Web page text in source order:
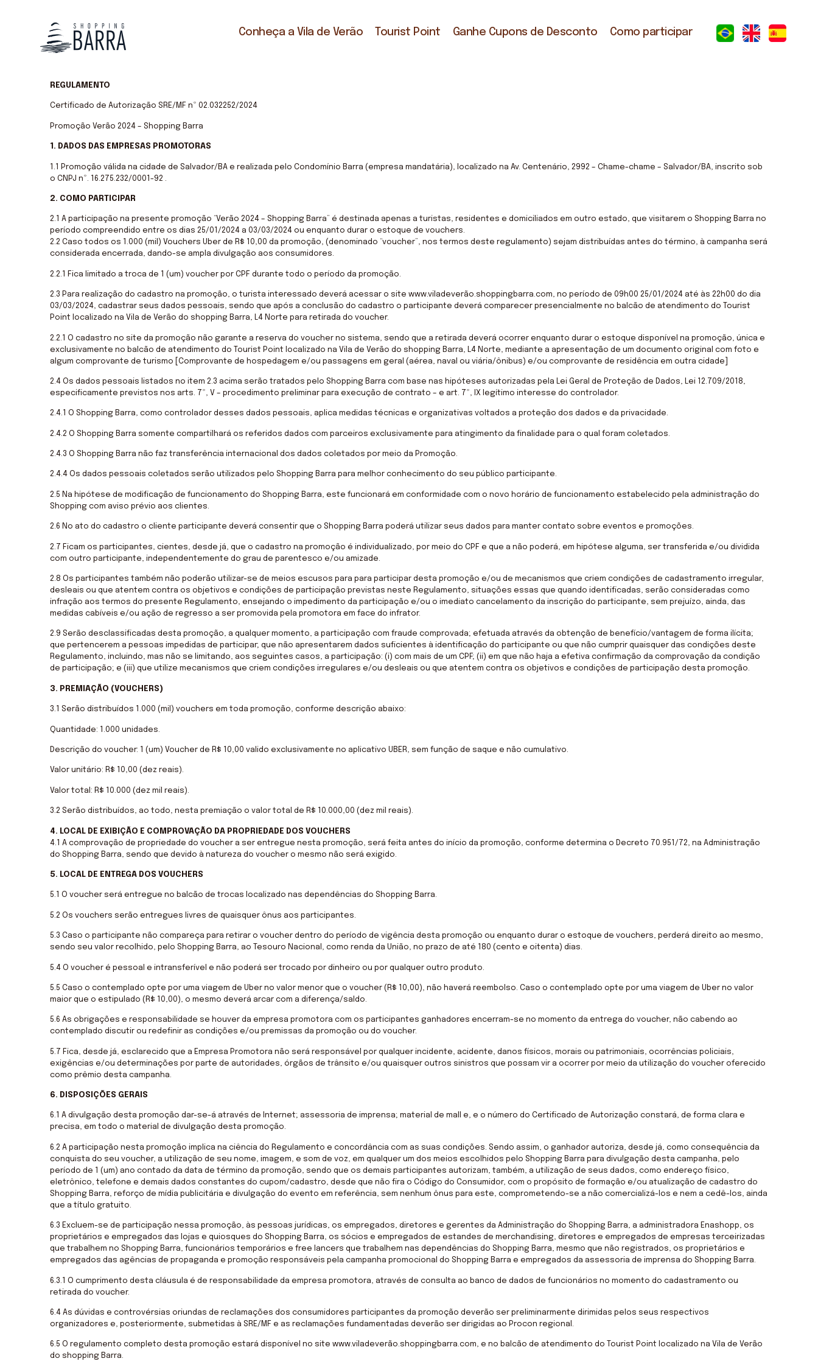
Conheça a Vila de Verão Tourist Point Ganhe Cupons de Desconto Como participar
REGULAMENTO
Certificado de Autorização SRE/MF nº 02.032252/2024
Promoção Verão 2024 – Shopping Barra
1. DADOS DAS EMPRESAS PROMOTORAS
1.1 Promoção válida na cidade de Salvador/BA e realizada pelo Condomínio Barra (empresa mandatária), localizado na Av. Centenário, 2992 – Chame-chame – Salvador/BA, inscrito sob
o CNPJ nº. 16.275.232/0001-92 .
2. COMO PARTICIPAR
2.1 A participação na presente promoção “Verão 2024 – Shopping Barra” é destinada apenas a turistas, residentes e domiciliados em outro estado, que visitarem o Shopping Barra no
período compreendido entre os dias 25/01/2024 a 03/03/2024 ou enquanto durar o estoque de vouchers.
2.2 Caso todos os 1.000 (mil) Vouchers Uber de R$ 10,00 da promoção, (denominado “voucher”, nos termos deste regulamento) sejam distribuídas antes do término, à campanha será
considerada encerrada, dando-se ampla divulgação aos consumidores.
2.2.1 Fica limitado a troca de 1 (um) voucher por CPF durante todo o período da promoção.
2.3 Para realização do cadastro na promoção, o turista interessado deverá acessar o site www.viladeverão.shoppingbarra.com, no período de 09h00 25/01/2024 até às 22h00 do dia
03/03/2024, cadastrar seus dados pessoais, sendo que após a conclusão do cadastro o participante deverá comparecer presencialmente no balcão de atendimento do Tourist
Point localizado na Vila de Verão do shopping Barra, L4 Norte para retirada do voucher.
2.2.1 O cadastro no site da promoção não garante a reserva do voucher no sistema, sendo que a retirada deverá ocorrer enquanto durar o estoque disponível na promoção, única e
exclusivamente no balcão de atendimento do Tourist Point localizado na Vila de Verão do shopping Barra, L4 Norte, mediante a apresentação de um documento original com foto e
algum comprovante de turismo [Comprovante de hospedagem e/ou passagens em geral (aérea, naval ou viária/ônibus) e/ou comprovante de residência em outra cidade]
2.4 Os dados pessoais listados no item 2.3 acima serão tratados pelo Shopping Barra com base nas hipóteses autorizadas pela Lei Geral de Proteção de Dados, Lei 12.709/2018,
especificamente previstos nos arts. 7º, V – procedimento preliminar para execução de contrato – e art. 7º, IX legítimo interesse do controlador.
2.4.1 O Shopping Barra, como controlador desses dados pessoais, aplica medidas técnicas e organizativas voltados a proteção dos dados e da privacidade.
2.4.2 O Shopping Barra somente compartilhará os referidos dados com parceiros exclusivamente para atingimento da finalidade para o qual foram coletados.
2.4.3 O Shopping Barra não faz transferência internacional dos dados coletados por meio da Promoção.
2.4.4 Os dados pessoais coletados serão utilizados pelo Shopping Barra para melhor conhecimento do seu público participante.
2.5 Na hipótese de modificação de funcionamento do Shopping Barra, este funcionará em conformidade com o novo horário de funcionamento estabelecido pela administração do
Shopping com aviso prévio aos clientes.
2.6 No ato do cadastro o cliente participante deverá consentir que o Shopping Barra poderá utilizar seus dados para manter contato sobre eventos e promoções.
2.7 Ficam os participantes, cientes, desde já, que o cadastro na promoção é individualizado, por meio do CPF e que a não poderá, em hipótese alguma, ser transferida e/ou dividida
com outro participante, independentemente do grau de parentesco e/ou amizade.
2.8 Os participantes também não poderão utilizar-se de meios escusos para para participar desta promoção e/ou de mecanismos que criem condições de cadastramento irregular,
desleais ou que atentem contra os objetivos e condições de participação previstas neste Regulamento, situações essas que quando identificadas, serão consideradas como
infração aos termos do presente Regulamento, ensejando o impedimento da participação e/ou o imediato cancelamento da inscrição do participante, sem prejuízo, ainda, das
medidas cabíveis e/ou ação de regresso a ser promovida pela promotora em face do infrator.
2.9 Serão desclassificadas desta promoção, a qualquer momento, a participação com fraude comprovada; efetuada através da obtenção de benefício/vantagem de forma ilícita;
que pertencerem a pessoas impedidas de participar; que não apresentarem dados suficientes à identificação do participante ou que não cumprir quaisquer das condições deste
Regulamento, incluindo, mas não se limitando, aos seguintes casos, a participação: (i) com mais de um CPF; (ii) em que não haja a efetiva confirmação da comprovação da condição
de participação; e (iii) que utilize mecanismos que criem condições irregulares e/ou desleais ou que atentem contra os objetivos e condições de participação desta promoção.
3. PREMIAÇÃO (VOUCHERS)
3.1 Serão distribuídos 1.000 (mil) vouchers em toda promoção, conforme descrição abaixo:
Quantidade: 1.000 unidades.
Descrição do voucher: 1 (um) Voucher de R$ 10,00 valido exclusivamente no aplicativo UBER, sem função de saque e não cumulativo.
Valor unitário: R$ 10,00 (dez reais).
Valor total: R$ 10.000 (dez mil reais).
3.2 Serão distribuídos, ao todo, nesta premiação o valor total de R$ 10.000,00 (dez mil reais).
4. LOCAL DE EXIBIÇÃO E COMPROVAÇÃO DA PROPRIEDADE DOS VOUCHERS
4.1 A comprovação de propriedade do voucher a ser entregue nesta promoção, será feita antes do início da promoção, conforme determina o Decreto 70.951/72, na Administração
do Shopping Barra, sendo que devido à natureza do voucher o mesmo não será exigido.
5. LOCAL DE ENTREGA DOS VOUCHERS
5.1 O voucher será entregue no balcão de trocas localizado nas dependências do Shopping Barra.
5.2 Os vouchers serão entregues livres de quaisquer ônus aos participantes.
5.3 Caso o participante não compareça para retirar o voucher dentro do período de vigência desta promoção ou enquanto durar o estoque de vouchers, perderá direito ao mesmo,
sendo seu valor recolhido, pelo Shopping Barra, ao Tesouro Nacional, como renda da União, no prazo de até 180 (cento e oitenta) dias.
5.4 O voucher é pessoal e intransferível e não poderá ser trocado por dinheiro ou por qualquer outro produto.
5.5 Caso o contemplado opte por uma viagem de Uber no valor menor que o voucher (R$ 10,00), não haverá reembolso. Caso o contemplado opte por uma viagem de Uber no valor
maior que o estipulado (R$ 10,00), o mesmo deverá arcar com a diferença/saldo.
5.6 As obrigações e responsabilidade se houver da empresa promotora com os participantes ganhadores encerram-se no momento da entrega do voucher, não cabendo ao
contemplado discutir ou redefinir as condições e/ou premissas da promoção ou do voucher.
5.7 Fica, desde já, esclarecido que a Empresa Promotora não será responsável por qualquer incidente, acidente, danos físicos, morais ou patrimoniais, ocorrências policiais,
exigências e/ou determinações por parte de autoridades, órgãos de trânsito e/ou quaisquer outros sinistros que possam vir a ocorrer por meio da utilização do voucher oferecido
como prêmio desta campanha.
6. DISPOSIÇÕES GERAIS
6.1 A divulgação desta promoção dar-se-á através de Internet; assessoria de imprensa; material de mall e, e o número do Certificado de Autorização constará, de forma clara e
precisa, em todo o material de divulgação desta promoção.
6.2 A participação nesta promoção implica na ciência do Regulamento e concordância com as suas condições. Sendo assim, o ganhador autoriza, desde já, como consequência da
conquista do seu voucher, a utilização de seu nome, imagem, e som de voz, em qualquer um dos meios escolhidos pelo Shopping Barra para divulgação desta campanha, pelo
período de 1 (um) ano contado da data de término da promoção, sendo que os demais participantes autorizam, também, a utilização de seus dados, como endereço físico,
eletrônico, telefone e demais dados constantes do cupom/cadastro, desde que não fira o Código do Consumidor, com o propósito de formação e/ou atualização de cadastro do
Shopping Barra, reforço de mídia publicitária e divulgação do evento em referência, sem nenhum ônus para este, comprometendo-se a não comercializá-los e nem a cedê-los, ainda
que a título gratuito.
6.3 Excluem-se de participação nessa promoção, às pessoas jurídicas, os empregados, diretores e gerentes da Administração do Shopping Barra, a administradora Enashopp, os
proprietários e empregados das lojas e quiosques do Shopping Barra, os sócios e empregados de estandes de merchandising, diretores e empregados de empresas terceirizadas
que trabalhem no Shopping Barra, funcionários temporários e free lancers que trabalhem nas dependências do Shopping Barra, mesmo que não registrados, os proprietários e
empregados das agências de propaganda e promoção responsáveis pela campanha promocional do Shopping Barra e empregados da assessoria de imprensa do Shopping Barra.
6.3.1 O cumprimento desta cláusula é de responsabilidade da empresa promotora, através de consulta ao banco de dados de funcionários no momento do cadastramento ou
retirada do voucher.
6.4 As dúvidas e controvérsias oriundas de reclamações dos consumidores participantes da promoção deverão ser preliminarmente dirimidas pelos seus respectivos
organizadores e, posteriormente, submetidas à SRE/MF e as reclamações fundamentadas deverão ser dirigidas ao Procon regional.
6.5 O regulamento completo desta promoção estará disponível no site www.viladeverão.shoppingbarra.com, e no balcão de atendimento do Tourist Point localizado na Vila de Verão
do shopping Barra.
Esses cookies
opcionais. São
funcionamento
Estatísticas
possamos
melhorar a
funcionalidade
e a estrutura
do site, com
como o site é
Experiência
nosso site
melhor possível
visita. Se você
cookies,
funcionalidades
do site.
Marketing
seus interesses
comportamento
site, você
chance de ver
conteúdo e
personalizadas.